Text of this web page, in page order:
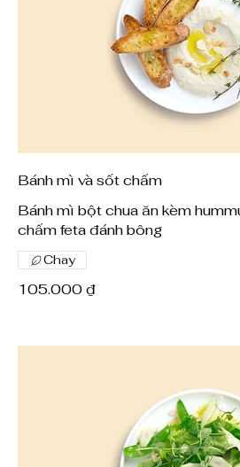
Bánh mì và sốt chấm
Bánh mì bột chua ăn kèm
chấm feta đánh bông
105.000 ₫
Chay